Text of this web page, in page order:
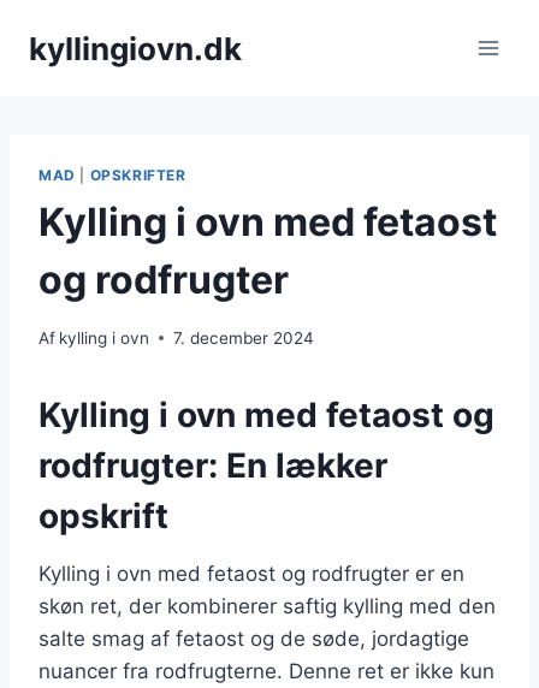
kyllingiovn.dk
MAD OPSKRIFTER
Kylling i ovn med fetaost
og rodfrugter
Af kylling i ovn 7. december 2024
Kylling i ovn med fetaost og
rodfrugter: En lækker
opskrift
Kylling i ovn med fetaost og rodfrugter er en
skøn ret, der kombinerer saftig kylling med den
salte smag af fetaost og de søde, jordagtige
nuancer fra rodfrugterne. Denne ret er ikke kun